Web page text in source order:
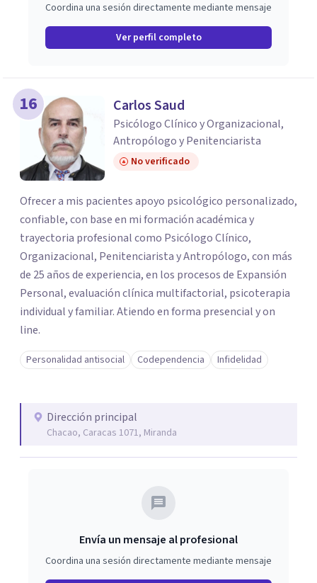
Coordina una sesión directamente mediante mensaje
Ver perfil completo
16 Carlos Saud
Psicólogo Clínico y Organizacional,
Antropólogo y Penitenciarista
No verificado
Ofrecer a mis pacientes apoyo psicológico personalizado,
confiable, con base en mi formación académica y
trayectoria profesional como Psicólogo Clínico,
Organizacional, Penitenciarista y Antropólogo, con más
de 25 años de experiencia, en los procesos de Expansión
Personal, evaluación clínica multifactorial, psicoterapia
individual y familiar. Atiendo en forma presencial y on
line.
Personalidad antisocial Codependencia Infidelidad
Dirección principal
Chacao, Caracas 1071, Miranda
Envía un mensaje al profesional
Coordina una sesión directamente mediante mensaje